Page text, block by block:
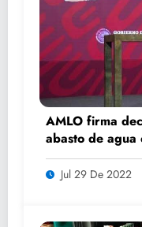
AMLO firma
abasto de agua
Jul 29 De 2022